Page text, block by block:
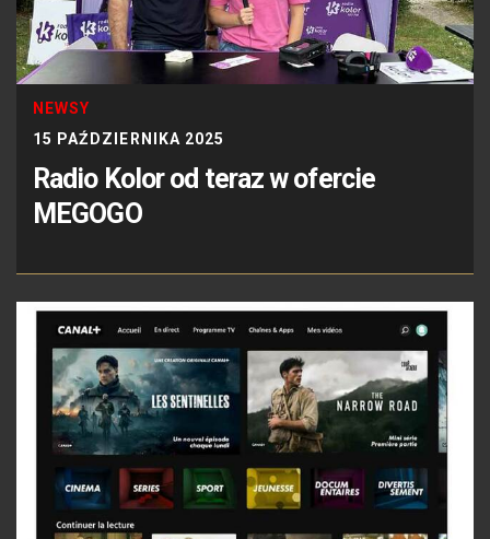
NEWSY
15 PAŹDZIERNIKA 2025
Radio Kolor od teraz w ofercie
MEGOGO